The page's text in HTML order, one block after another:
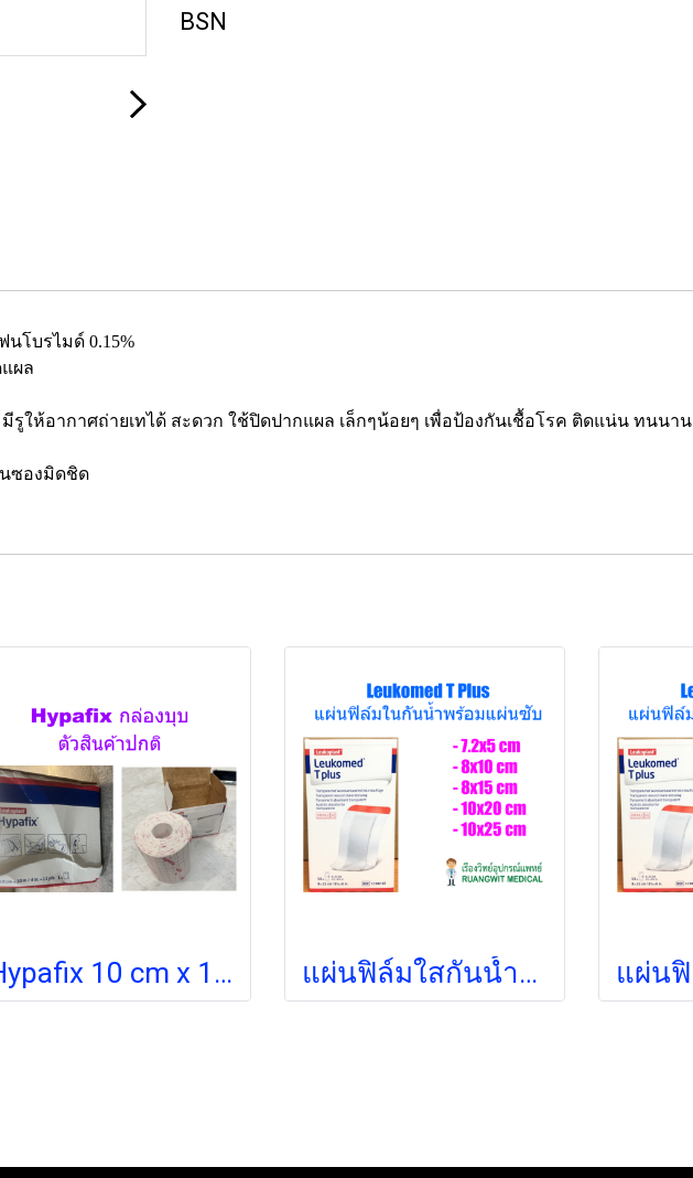
BSN
โบรไมด์ 0.15%
ผล
รูให้อากาศถ่ายเทได้ สะดวก ใช้ปิดปากแผล เล็กๆน้อยๆ เพื่อป้องกันเชื้อโรค ติดแน่น ทนนาน
ซองมิดชิด
Hypafix 10 cm x 10m กล่องเสียหาย สินค้าข้างในสภาพปกติ แผ่นฟิล์มใสกันน้ำพร้อมแผ่นซับแผล Leukomed T plus 5x7.2 cm (1 แผ่น)